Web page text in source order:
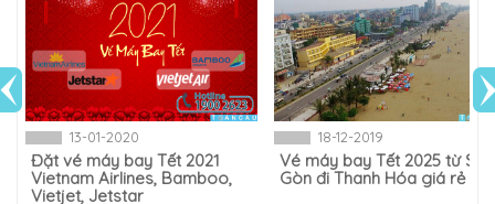
13-01-2020
Đặt vé máy bay Tết 2021
Vietnam Airlines, Bamboo,
Vietjet, Jetstar
18-12-2019
Vé máy bay Tết 2025 từ Sài
Gòn đi Thanh Hóa giá rẻ